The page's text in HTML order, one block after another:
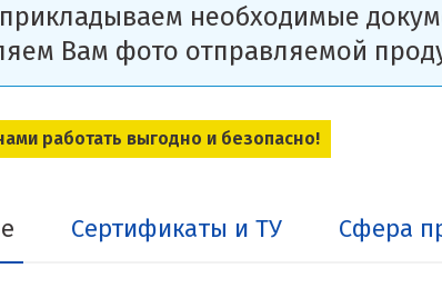
необходимые
Вам фото отправляемой
работать выгодно и безопасно!
Сертификаты и ТУ Сфера